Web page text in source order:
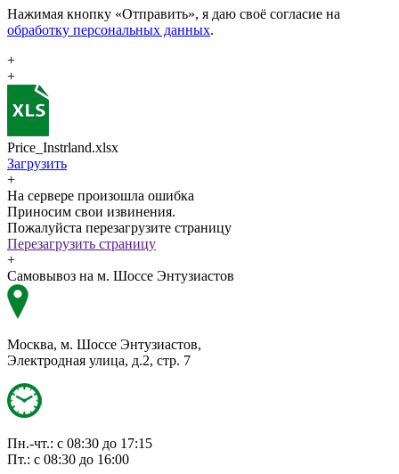
Нажимая кнопку «Отправить», я даю своё согласие на
обработку персональных данных.
+
+
Price_Instrland.xlsx
Загрузить
+
На сервере произошла ошибка
Приносим свои извинения.
Пожалуйста перезагрузите страницу
Перезагрузить страницу
+
Самовывоз на м. Шоссе Энтузиастов
Москва, м. Шоссе Энтузиастов,
Электродная улица, д.2, стр. 7
Пн.-чт.: с 08:30 до 17:15
Пт.: с 08:30 до 16:00